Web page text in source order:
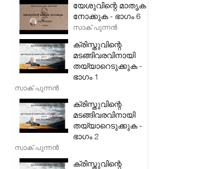
യേശുവിന്റെ മാതൃക
നോക്കുക - ഭാഗം 6
സാക് പുന്നൻ
ക്രിസ്തുവിന്റെ
മടങ്ങിവരവിനായി
തയ്യാറെടുക്കുക -
ഭാഗം 1
സാക് പുന്നൻ
ക്രിസ്തുവിന്റെ
മടങ്ങിവരവിനായി
തയ്യാറെടുക്കുക -
ഭാഗം 2
സാക് പുന്നൻ
ക്രിസ്തുവിന്റെ